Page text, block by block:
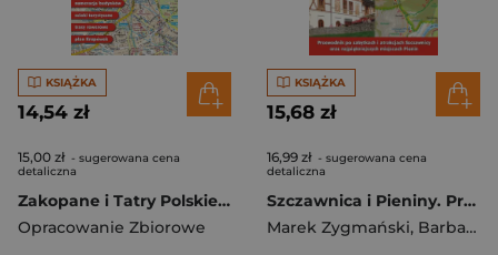
KSIĄŻKA
14,54 zł
15,00 zł - sugerowana cena
detaliczna
Zakopane i Tatry Polskie. Mapa wyd. 2022
Opracowanie Zbiorowe
KSIĄŻKA
15,68 zł
16,99 zł - sugerowana cena
detaliczna
Szczawnica i Pieniny. Przewodnik po zabytkach i atrakcjach Szczawnicy oraz najpiękniejszych miejscach Pienin wyd. 2022
Marek Zygmański, Barbara Zygmańska